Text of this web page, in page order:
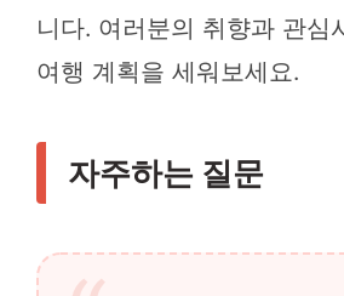
니다. 여러분의 취향과 관심
여행 계획을 세워보세요.
자주하는 질문